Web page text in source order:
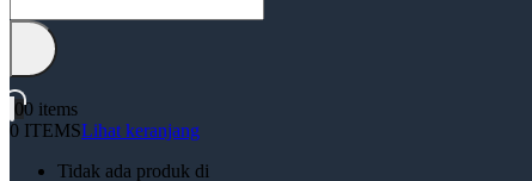
00 items
0 ITEMSLihat keranjang
Tidak ada produk di